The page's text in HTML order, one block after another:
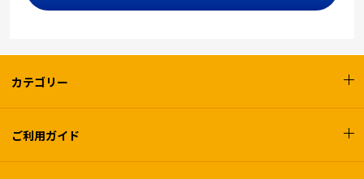
カテゴリー
ご利用ガイド